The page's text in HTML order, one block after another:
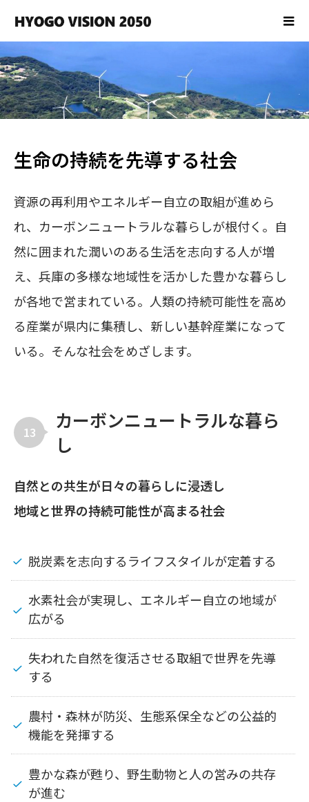
生命の持続を先導する社会
資源の再利用やエネルギー自立の取組が進めら
れ、カーボンニュートラルな暮らしが根付く。自
然に囲まれた潤いのある生活を志向する人が増
え、兵庫の多様な地域性を活かした豊かな暮らし
が各地で営まれている。人類の持続可能性を高め
る産業が県内に集積し、新しい基幹産業になって
いる。そんな社会をめざします。
13
カーボンニュートラルな暮ら
し
自然との共生が日々の暮らしに浸透し
地域と世界の持続可能性が高まる社会
脱炭素を志向するライフスタイルが定着する
水素社会が実現し、エネルギー自立の地域が
広がる
失われた自然を復活させる取組で世界を先導
する
農村・森林が防災、生態系保全などの公益的
機能を発揮する
豊かな森が甦り、野生動物と人の営みの共存
が進む